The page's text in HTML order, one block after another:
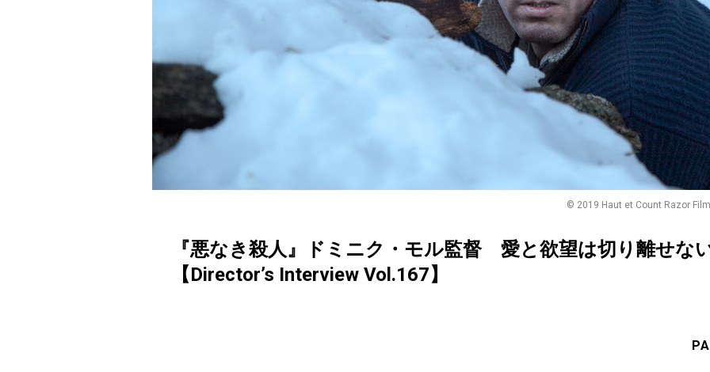
© 2019 Haut et Count Razor
『悪なき殺人』ドミニク・モル監督 愛と欲望は切り離せな
【Director’s Interview Vol.167】